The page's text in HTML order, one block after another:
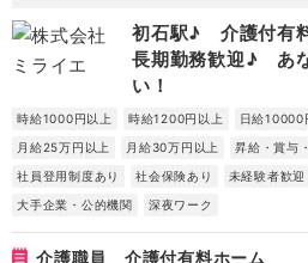
初石駅♪ 介護付有
長期勤務歓迎♪ あ
い！
時給1000円以上 時給1200円以上 日給10000
月給25万円以上
月給30万円以上 昇給・賞与
社員登用制度あり
社会保険あり 未経験者歓迎
大手企業・公的機関
深夜ワーク
介護職員 介護付有料ホーム